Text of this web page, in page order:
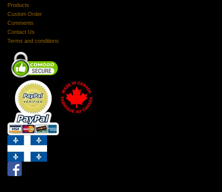
Products
Custom Order
Comments
Contact Us
Terms and conditions